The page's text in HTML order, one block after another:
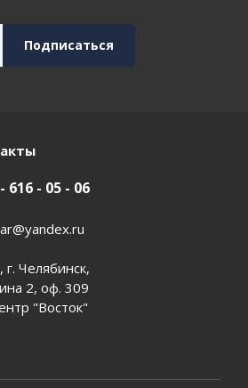
616 - 05 - 06
г. Челябинск,
2, оф. 309
"Восток"